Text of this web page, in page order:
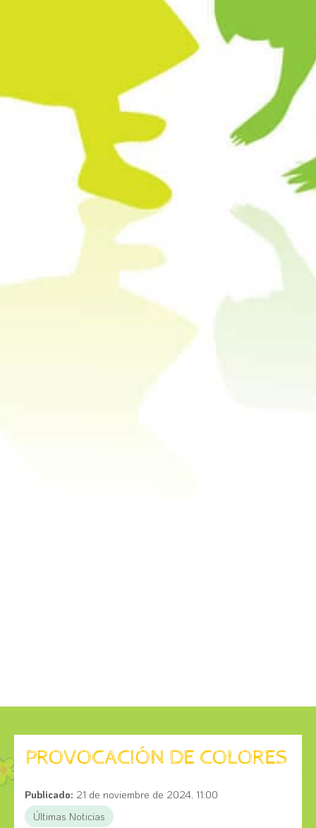
PROVOCACIÓN DE COLORES
Publicado: 21 de noviembre de 2024, 11:00
Últimas Noticias